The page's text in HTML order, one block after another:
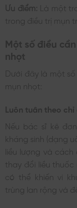
Ưu điểm: Là một
trong điều trị mụn
Một số điều
nhọt
Dưới đây là một
mụn nhọt:
Luôn tuân theo
Nếu bác sĩ kê
kháng sinh (dạng
liều lượng và
thay đổi liều thuốc
có thể khiến vi
trùng lan rộng và